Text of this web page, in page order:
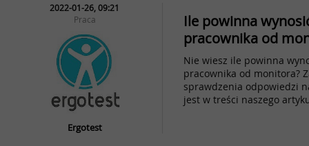
2022-01-26, 09:21
Praca
Ergotest
Ile powinna
pracownika od
Nie wiesz ile powinna
pracownika od monitora?
sprawdzenia odpowiedzi
jest w treści naszego